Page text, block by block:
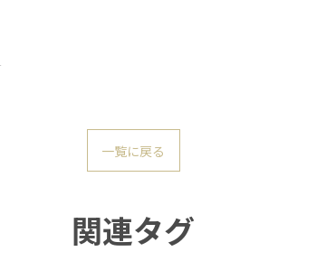
一覧に戻る
関連タグ